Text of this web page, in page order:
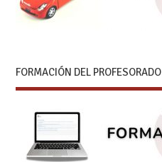
FORMACIÓN DEL PROFESORADO